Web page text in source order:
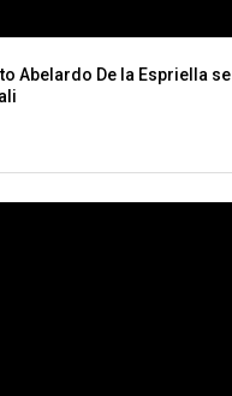
Abelardo De la Espriella se